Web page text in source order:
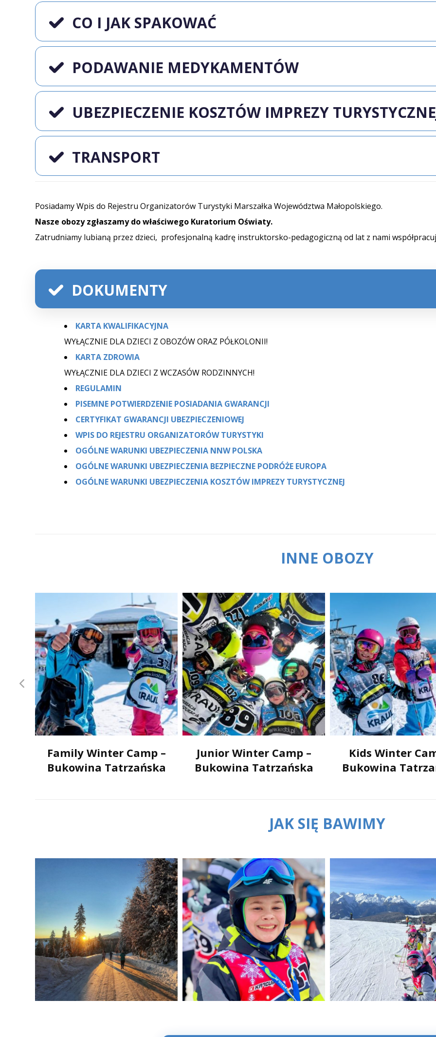
CO I JAK SPAKOWAĆ
PODAWANIE MEDYKAMENTÓW
UBEZPIECZENIE KOSZTÓW IMPREZY
TRANSPORT
Posiadamy Wpis do Rejestru Organizatorów Turystyki Marszałka Województwa Małopolskiego.
Nasze obozy zgłaszamy do właściwego Kuratorium Oświaty.
Zatrudniamy lubianą przez dzieci, profesjonalną kadrę instruktorsko-pedagogiczną od lat z nami
DOKUMENTY
KARTA KWALIFIKACYJNA
WYŁĄCZNIE DLA DZIECI Z OBOZÓW ORAZ PÓŁKOLONII!
KARTA ZDROWIA
WYŁĄCZNIE DLA DZIECI Z WCZASÓW RODZINNYCH!
REGULAMIN
PISEMNE POTWIERDZENIE POSIADANIA GWARANCJI
CERTYFIKAT GWARANCJI UBEZPIECZENIOWEJ
WPIS DO REJESTRU ORGANIZATORÓW TURYSTYKI
OGÓLNE WARUNKI UBEZPIECZENIA NNW POLSKA
OGÓLNE WARUNKI UBEZPIECZENIA BEZPIECZNE PODRÓŻE EUROPA
OGÓLNE WARUNKI UBEZPIECZENIA KOSZTÓW IMPREZY TURYSTYCZNEJ
INNE OBOZY
Family Winter Camp –
Bukowina Tatrzańska
Junior Winter Camp –
Bukowina Tatrzańska
Kids Winter
Bukowina
JAK SIĘ BAWIMY